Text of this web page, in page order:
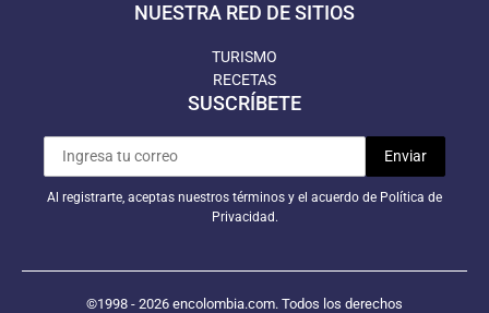
NUESTRA RED DE SITIOS
TURISMO
RECETAS
SUSCRÍBETE
Al registrarte, aceptas nuestros términos y el acuerdo de Política de
Privacidad.
©1998 - 2026 encolombia.com. Todos los derechos